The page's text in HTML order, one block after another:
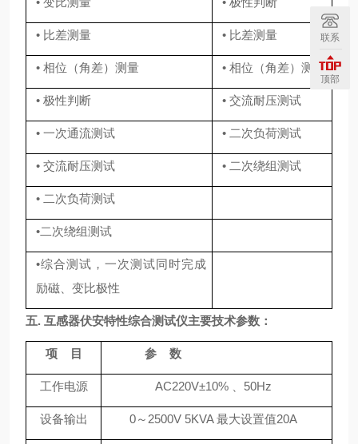
• 比差测量 • 比差测量
• 相位（角差）测量 • 相位（角差）测量
• 极性判断 • 交流耐压测试
• 一次通流测试 • 二次负荷测试
• 交流耐压测试 • 二次绕组测试
• 二次负荷测试
•二次绕组测试
•综合测试，一次测试同时完成
励磁、变比极性
五. 互感器伏安特性综合测试仪主要技术参数：
项 目 参 数
工作电源 AC220V±10% 50Hz
设备输出 0～ 2500V 5KVA 最大设置值20A
联系
顶部